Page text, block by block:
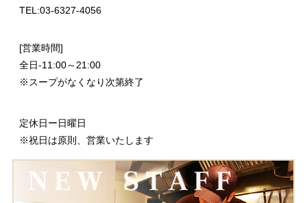
TEL:03-6327-4056
[営業時間]
全日-11:00～21:00
※スープがなくなり次第終了
定休日ー日曜日
※祝日は原則、営業いたします